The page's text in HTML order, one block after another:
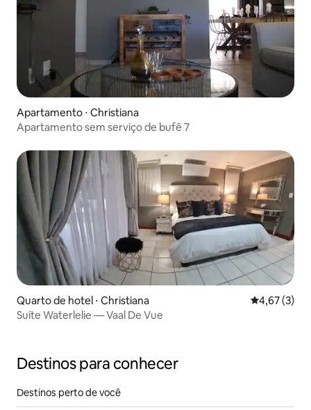
Apartamento ⋅ Christiana
Apartamento sem serviço de bufê 7
Quarto de hotel ⋅ Christiana 4,67 de
4,67 (3)
Suíte Waterlelie — Vaal De Vue
Destinos para conhecer
Destinos perto de você